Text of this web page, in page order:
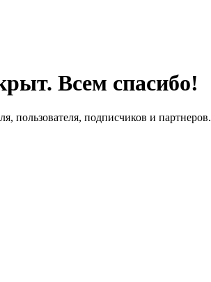
Всем спасибо!
пользователя, подписчиков и партнеров.